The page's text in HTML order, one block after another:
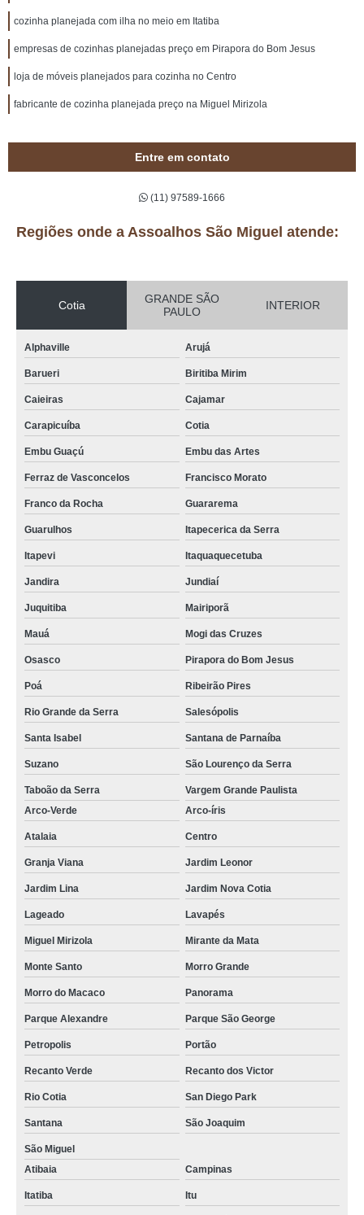
cozinha planejada com ilha no meio em Itatiba
empresas de cozinhas planejadas preço em Pirapora do Bom Jesus
loja de móveis planejados para cozinha no Centro
fabricante de cozinha planejada preço na Miguel Mirizola
Entre em contato
(11) 97589-1666
Regiões onde a Assoalhos São Miguel atende:
Cotia
GRANDE SÃO
PAULO
INTERIOR
Alphaville Arujá
Barueri Biritiba Mirim
Caieiras Cajamar
Carapicuíba Cotia
Embu Guaçú Embu das Artes
Ferraz de Vasconcelos Francisco Morato
Franco da Rocha Guararema
Guarulhos Itapecerica da Serra
Itapevi Itaquaquecetuba
Jandira Jundiaí
Juquitiba Mairiporã
Mauá Mogi das Cruzes
Osasco Pirapora do Bom Jesus
Poá Ribeirão Pires
Rio Grande da Serra Salesópolis
Santa Isabel Santana de Parnaíba
Suzano São Lourenço da Serra
Taboão da Serra
Vargem Grande Paulista
Arco-Verde
Arco-íris
Atalaia Centro
Granja Viana Jardim Leonor
Jardim Lina Jardim Nova Cotia
Lageado Lavapés
Miguel Mirizola Mirante da Mata
Monte Santo Morro Grande
Morro do Macaco Panorama
Parque Alexandre Parque São George
Petropolis Portão
Recanto Verde Recanto dos Victor
Rio Cotia San Diego Park
Santana São Joaquim
São Miguel
Atibaia
Campinas
Itatiba Itu